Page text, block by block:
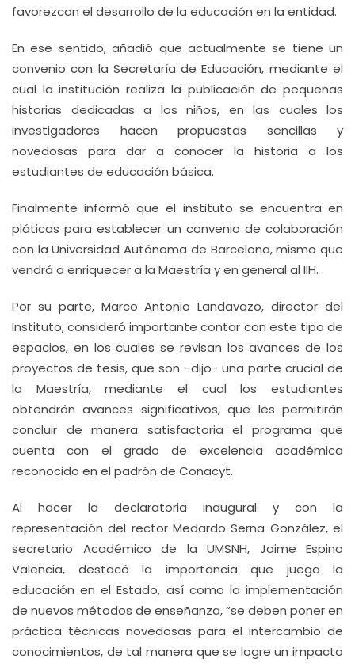
favorezcan el desarrollo de la educación en la entidad.
En ese sentido, añadió que actualmente se tiene un
convenio con la Secretaría de Educación, mediante el
cual la institución realiza la publicación de pequeñas
historias dedicadas a los niños, en las cuales los
investigadores hacen propuestas sencillas y
novedosas para dar a conocer la historia a los
estudiantes de educación básica.
Finalmente informó que el instituto se encuentra en
pláticas para establecer un convenio de colaboración
con la Universidad Autónoma de Barcelona, mismo que
vendrá a enriquecer a la Maestría y en general al IIH.
Por su parte, Marco Antonio Landavazo, director del
Instituto, consideró importante contar con este tipo de
espacios, en los cuales se revisan los avances de los
proyectos de tesis, que son -dijo- una parte crucial de
la Maestría, mediante el cual los estudiantes
obtendrán avances significativos, que les permitirán
concluir de manera satisfactoria el programa que
cuenta con el grado de excelencia académica
reconocido en el padrón de Conacyt.
Al hacer la declaratoria inaugural y con la
representación del rector Medardo Serna González, el
secretario Académico de la UMSNH, Jaime Espino
Valencia, destacó la importancia que juega la
educación en el Estado, así como la implementación
de nuevos métodos de enseñanza, “se deben poner en
práctica técnicas novedosas para el intercambio de
conocimientos, de tal manera que se logre un impacto